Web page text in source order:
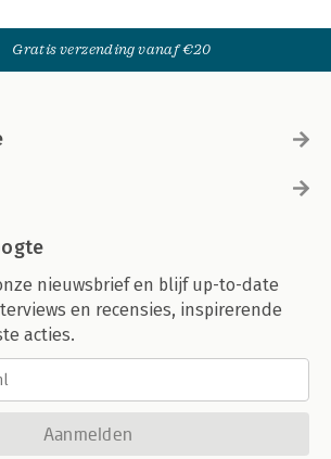
Gratis verzending vanaf €20
nieuwsbrief en blijf up-to-date
en recensies, inspirerende
acties.
Aanmelden